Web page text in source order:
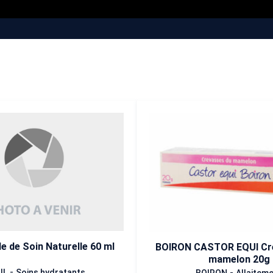
de Soin Naturelle 60 ml
BOIRON CASTOR EQUI
mamelon 20g